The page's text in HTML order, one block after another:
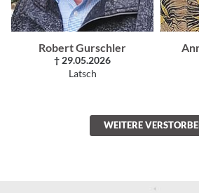
Robert Gurschler
† 29.05.2026
Latsch
WEITERE